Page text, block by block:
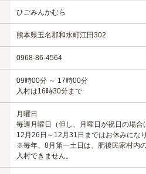
ひごみんかむら
熊本県玉名郡和水町江田302
0968-86-4564
09時00分 ～ 17時00分
入村は16時30分まで
月曜日
毎週月曜日（但し、月曜日が祝日の場合
12月26日～12月31日まではお休みになり
※毎年、8月第一土日は、肥後民家村内
入村できません。